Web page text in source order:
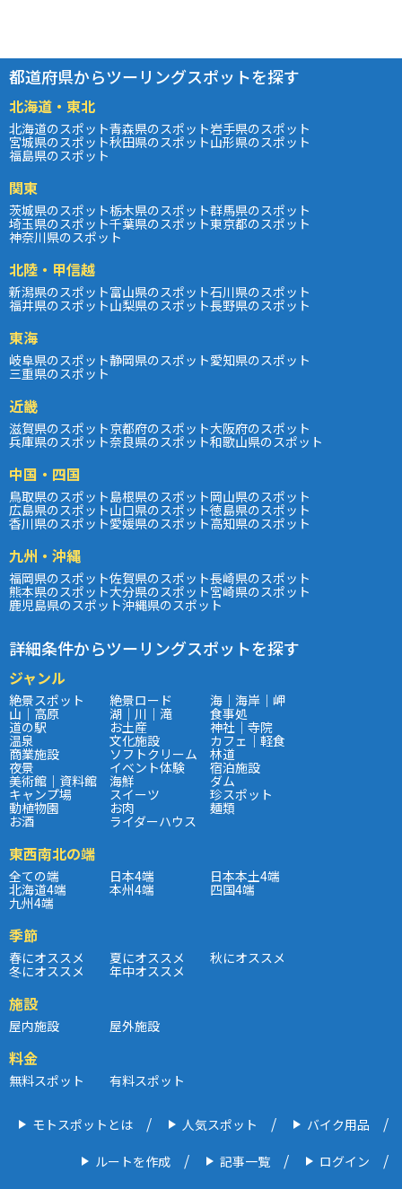
都道府県からツーリングスポットを探す
北海道・東北
北海道のスポット青森県のスポット岩手県のスポット
宮城県のスポット秋田県のスポット山形県のスポット
福島県のスポット
関東
茨城県のスポット栃木県のスポット群馬県のスポット
埼玉県のスポット千葉県のスポット東京都のスポット
神奈川県のスポット
北陸・甲信越
新潟県のスポット富山県のスポット石川県のスポット
福井県のスポット山梨県のスポット長野県のスポット
東海
岐阜県のスポット静岡県のスポット愛知県のスポット
三重県のスポット
近畿
滋賀県のスポット京都府のスポット大阪府のスポット
兵庫県のスポット奈良県のスポット和歌山県のスポット
中国・四国
鳥取県のスポット島根県のスポット岡山県のスポット
広島県のスポット山口県のスポット徳島県のスポット
香川県のスポット愛媛県のスポット高知県のスポット
九州・沖縄
福岡県のスポット佐賀県のスポット長崎県のスポット
熊本県のスポット大分県のスポット宮崎県のスポット
鹿児島県のスポット沖縄県のスポット
詳細条件からツーリングスポットを探す
ジャンル
絶景スポット 絶景ロード 海｜海岸｜岬
山｜高原 湖｜川｜滝 食事処
道の駅 お土産 神社｜寺院
温泉 文化施設 カフェ｜軽食
商業施設 ソフトクリーム 林道
夜景 イベント体験 宿泊施設
美術館｜資料館 海鮮 ダム
キャンプ場 スイーツ 珍スポット
動植物園 お肉 麺類
お酒 ライダーハウス
東西南北の端
全ての端 日本4端 日本本土4端
北海道4端 本州4端 四国4端
九州4端
季節
春にオススメ 夏にオススメ 秋にオススメ
冬にオススメ 年中オススメ
施設
屋内施設 屋外施設
料金
無料スポット 有料スポット
モトスポットとは 人気スポット バイク用品
ルートを作成 記事一覧 ログイン